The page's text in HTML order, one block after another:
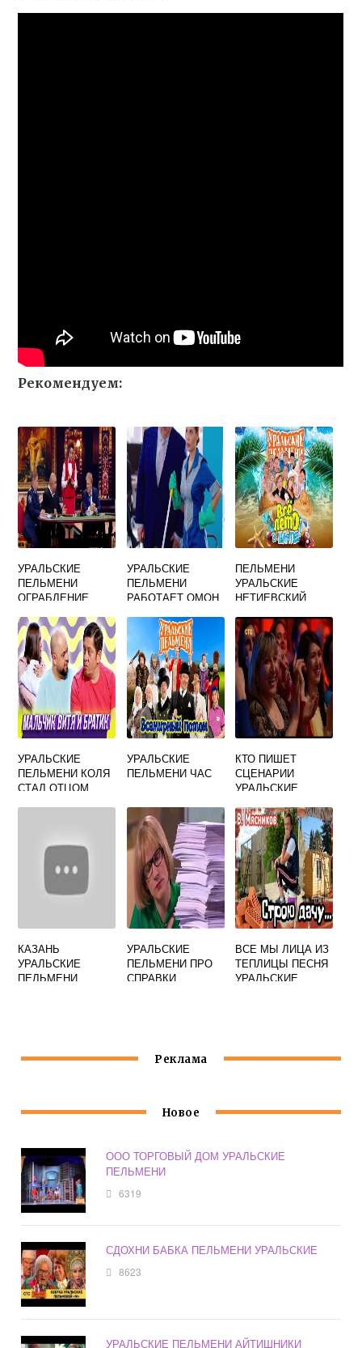
Рекомендуем:
УРАЛЬСКИЕ
ПЕЛЬМЕНИ
ОГРАБЛЕНИЕ
УРАЛЬСКИЕ
ПЕЛЬМЕНИ
РАБОТАЕТ ОМОН
ПЕЛЬМЕНИ
УРАЛЬСКИЕ
НЕТИЕВСКИЙ
УРАЛЬСКИЕ
ПЕЛЬМЕНИ КОЛЯ
СТАЛ ОТЦОМ
УРАЛЬСКИЕ
ПЕЛЬМЕНИ ЧАС
КТО ПИШЕТ
СЦЕНАРИИ
УРАЛЬСКИЕ
КАЗАНЬ
УРАЛЬСКИЕ
ПЕЛЬМЕНИ
УРАЛЬСКИЕ
ПЕЛЬМЕНИ ПРО
СПРАВКИ
ВСЕ МЫ ЛИЦА ИЗ
ТЕПЛИЦЫ ПЕСНЯ
УРАЛЬСКИЕ
Реклама
Новое
ООО ТОРГОВЫЙ ДОМ УРАЛЬСКИЕ
ПЕЛЬМЕНИ
6319
СДОХНИ БАБКА ПЕЛЬМЕНИ УРАЛЬСКИЕ
8623
УРАЛЬСКИЕ ПЕЛЬМЕНИ АЙТИШНИКИ